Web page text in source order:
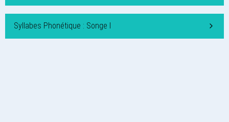
Syllabes Phonétique : Songe I